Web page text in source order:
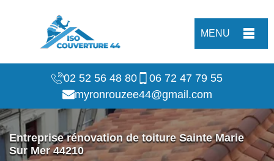
MENU
02 52 56 48 80
06 72 47 79 55
myronrouzee44@gmail.com
Entreprise rénovation de toiture Sainte Marie
Sur Mer 44210